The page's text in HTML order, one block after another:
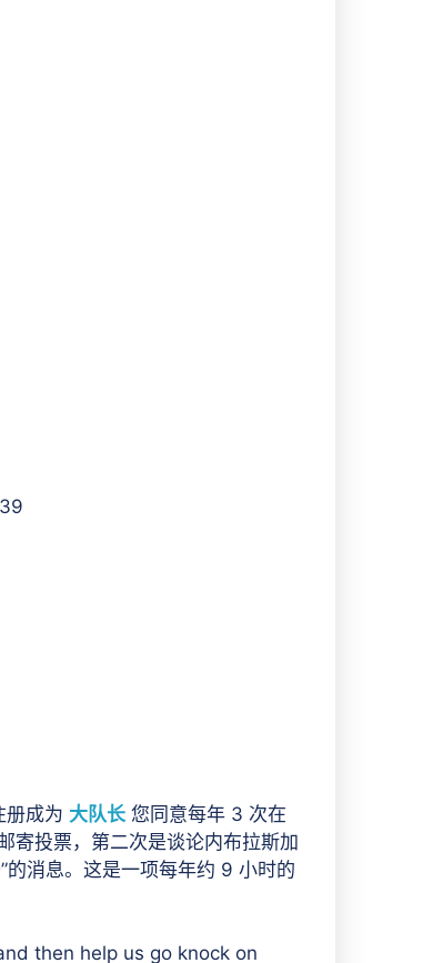
册成为 大队长 您同意每年 3 次在
寄投票，第二次是谈论内布拉斯加
的消息。这是一项每年约 9 小时的
then help us go knock on